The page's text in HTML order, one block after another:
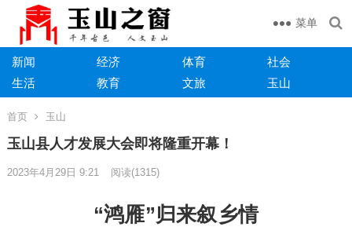
菜单
新闻 经济 体育
社会
生活
教育 文旅 玉山
首页 玉山
玉山县人才发展大会即将隆重开幕！
2023年4月29日 9:21 阅读(1315)
“鸿雁”归来叙乡情